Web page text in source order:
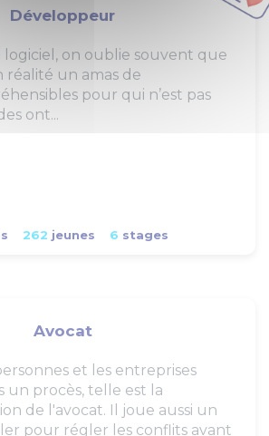
Développeur
on oublie souvent que
réalité un amas de
pour qui n’est pas
ont...
262 jeunes 6 stages
Avocat
et les entreprises
un procès, telle est la
de l'avocat. Il joue aussi un
pour régler les conflits avant